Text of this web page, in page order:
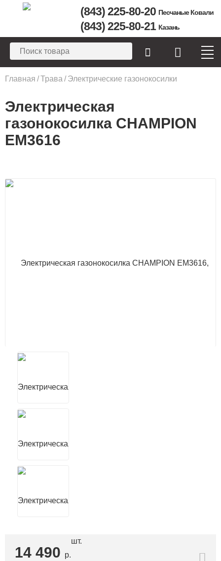
(843) 225-80-20 Песчаные Ковали
(843) 225-80-21 Казань
Вы здесь
Главная /Трава / Электрические газонокосилки
Электрическая
газонокосилка CHAMPION
EM3616
14 490 р.
шт.